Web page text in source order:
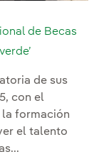
de Becas
de sus
con el
formación
el talento